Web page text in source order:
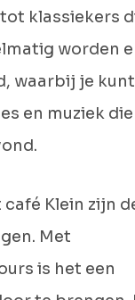
klassiekers
worden
waarbij je kunt
en muziek die
Klein zijn
Met
is het een